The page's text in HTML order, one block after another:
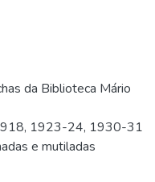
da Biblioteca Mário
1923-24, 1930-31
e mutiladas